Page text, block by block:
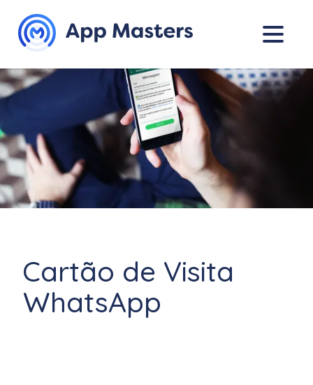
Cartão de Visita
WhatsApp